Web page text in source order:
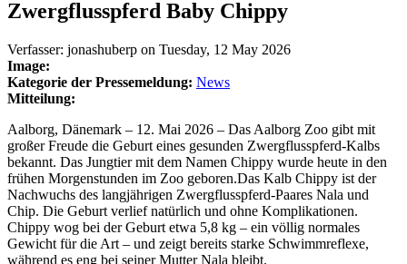
Zwergflusspferd Baby Chippy
Verfasser: jonashuberp on Tuesday, 12 May 2026
Image:
Kategorie der Pressemeldung: News
Mitteilung:
Aalborg, Dänemark – 12. Mai 2026 – Das Aalborg Zoo gibt mit
großer Freude die Geburt eines gesunden Zwergflusspferd-Kalbs
bekannt. Das Jungtier mit dem Namen Chippy wurde heute in den
frühen Morgenstunden im Zoo geboren.Das Kalb Chippy ist der
Nachwuchs des langjährigen Zwergflusspferd-Paares Nala und
Chip. Die Geburt verlief natürlich und ohne Komplikationen.
Chippy wog bei der Geburt etwa 5,8 kg – ein völlig normales
Gewicht für die Art – und zeigt bereits starke Schwimmreflexe,
während es eng bei seiner Mutter Nala bleibt.